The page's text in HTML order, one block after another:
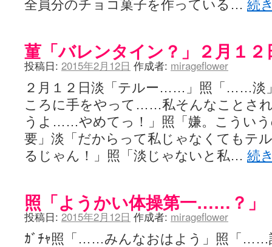
全員分のチョコ菓子を作っている… 続
菫「バレンタイン？」２月１２
投稿日: 2015年2月12日 作成者: mirageflower
２月１２日淡「テルー……」照「……淡
ころに手をやって……私そんなことさ
うよ……やめてっ！」照「嫌。こうい
要」淡「だからって私じゃなくてもテ
るじゃん！」照「淡じゃないと私… 続
照「ようかい体操第一……？」
投稿日: 2015年2月12日 作成者: mirageflower
ｶﾞﾁｬ照「……みんなおはよう」照「……